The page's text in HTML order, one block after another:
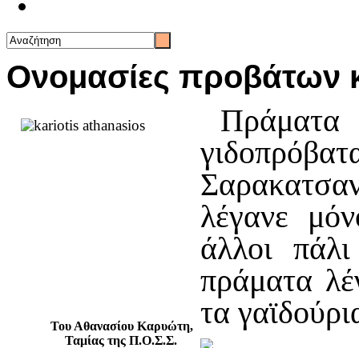
Ονομασίες προβάτων
Του Αθανασίου Καρυώτη,
Ταμίας της Π.Ο.Σ.Σ.
Πράματα
λέγανε
άλλοι
πράματα
τα